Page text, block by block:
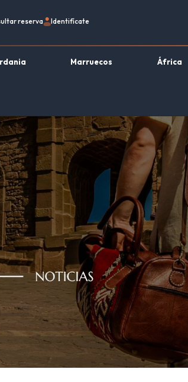
reserva Identifícate
Marruecos África